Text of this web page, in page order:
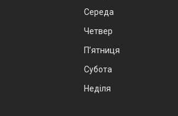
Середа
Четвер
Пʼятниця
Субота
Неділя